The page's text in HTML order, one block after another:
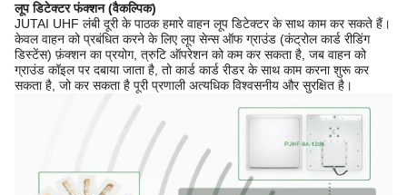
लूप डिटेक्टर फंक्शन (वैकल्पिक)
JUTAI UHF लंबी दूरी के पाठक हमारे वाहन लूप डिटेक्टर के साथ काम कर सकते हैं।
केवल वाहन को प्रबंधित करने के लिए लूप सेन्स ऑफ ग्राउंड (कंट्रोल कार्ड रीडिंग
डिस्टेंस) फ़ंक्शन का प्रयोग, त्रुटि ऑपरेशन को कम कर सकता है, जब वाहन को
ग्राउंड कॉइल पर दबाया जाता है, तो कार्ड कार्ड रीडर के साथ काम करना शुरू कर
सकता है, जो कर सकता है पूरी प्रणाली अत्यधिक विश्वसनीय और सुरक्षित है।